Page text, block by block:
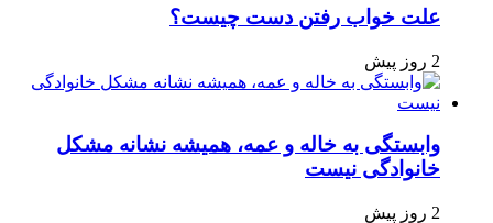
علت خواب رفتن دست چیست؟
2 روز پیش
وابستگی به خاله و عمه، همیشه نشانه مشکل
خانوادگی نیست
2 روز پیش